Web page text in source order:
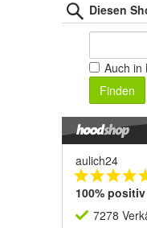
Diesen
Auch in
Finden
aulich24
100% positiv
7278